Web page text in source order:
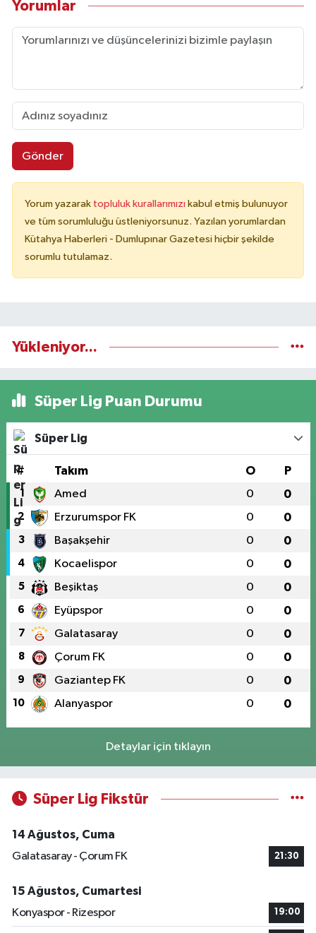
Yorumlar
Gönder
Yorum yazarak topluluk kurallarımızı kabul etmiş bulunuyor
ve tüm sorumluluğu üstleniyorsunuz. Yazılan yorumlardan
Kütahya Haberleri - Dumlupınar Gazetesi hiçbir şekilde
sorumlu tutulamaz.
Yükleniyor...
Süper Lig Puan Durumu
Süper Lig
# Takım O P
1 Amed 0 0
2 Erzurumspor FK 0 0
3 Başakşehir 0 0
4 Kocaelispor 0 0
5 Beşiktaş 0 0
6 Eyüpspor 0 0
7 Galatasaray 0 0
8 Çorum FK 0 0
9 Gaziantep FK 0 0
10 Alanyaspor 0 0
Detaylar için tıklayın
Süper Lig Fikstür
14 Ağustos, Cuma
Galatasaray - Çorum FK
21:30
15 Ağustos, Cumartesi
Konyaspor - Rizespor
19:00